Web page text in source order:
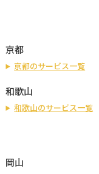
京都
京都のサービス一覧
和歌山
和歌山のサービス一覧
岡山